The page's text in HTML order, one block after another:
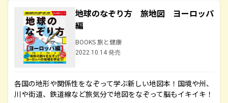
地球のなぞり方 旅地図 ヨーロッパ
編
BOOKS 旅と健康
2022.10.14 発売
各国の地形や関係性をなぞって学ぶ新しい地図本！国境や州、
川や街道、鉄道線など旅気分で地図をなぞって脳もイキイキ！